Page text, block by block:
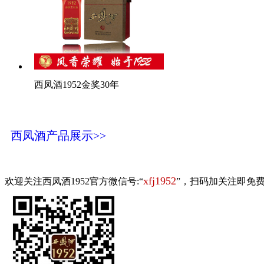
西凤酒1952金奖30年
西凤酒产品展示>>
欢迎关注西凤酒1952官方微信号:“xfj1952”，扫码加关注即免